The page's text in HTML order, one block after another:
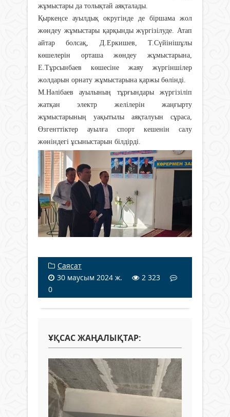
жұмыстары да толықтай аяқталады.
Қыркеңсе ауылдық округінде де біршама жол
жөндеу жұмыстары қарқынды жүргізілуде. Атап
айтар болсақ, Д.Еркишев, Т.Сүйінішұлы
көшелерін орташа жөндеу жұмыстарына,
Е.Тұрсынбаев көшесіне жаяу жүргіншілер
жолдарын орнату жұмыстарына қаржы бөлінді.
М.Нәлібаев ауылының тұрғындары жүргізіліп
жатқан электр желілерін жаңғырту
жұмыстарының уақытылы аяқталуын сұраса,
Өзгенттіктер ауылға спорт кешенін салу
жөніндегі ұсыныстарын білдірді.
Саясат
30 маусым 2024 ж.
2 323
0
ҰҚСАС ЖАҢАЛЫҚТАР: